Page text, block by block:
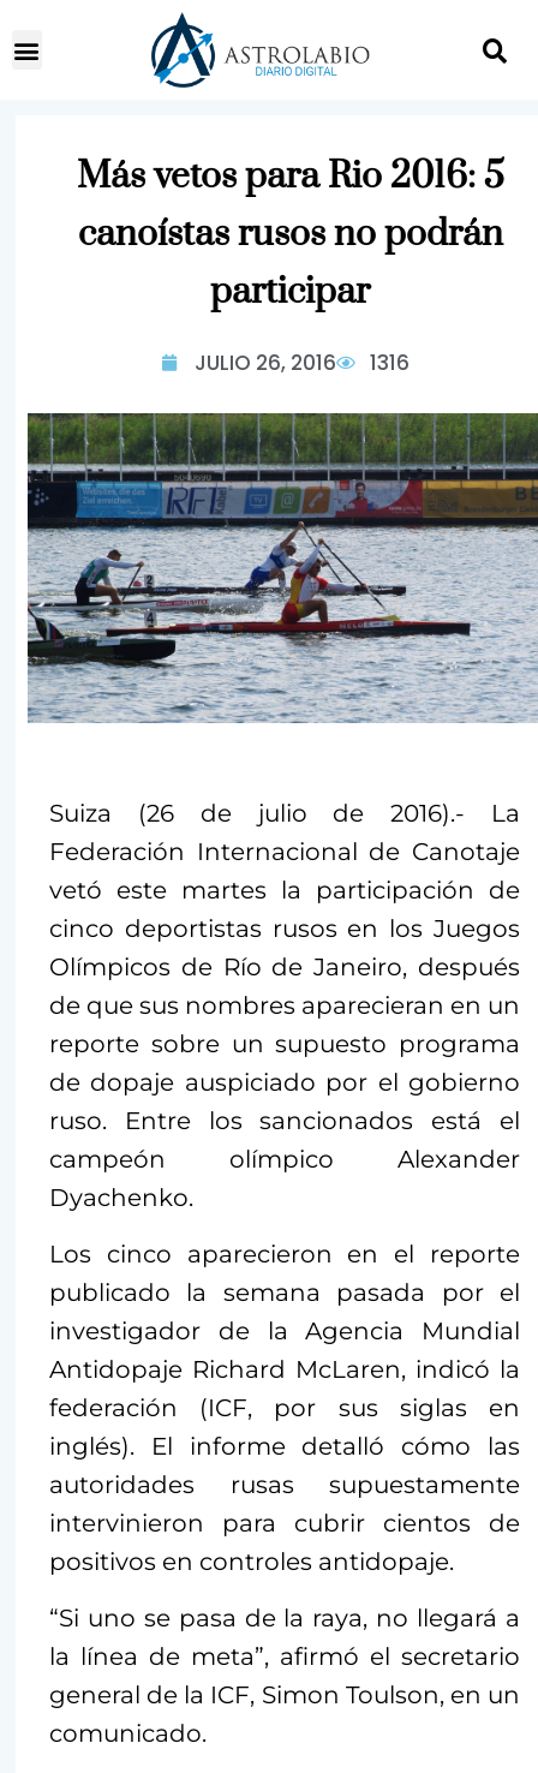
Más vetos para Rio 2016: 5
canoístas rusos no podrán
participar
JULIO 26, 2016 1316
Suiza (26 de julio de 2016).- La
Federación Internacional de Canotaje
vetó este martes la participación de
cinco deportistas rusos en los Juegos
Olímpicos de Río de Janeiro, después
de que sus nombres aparecieran en un
reporte sobre un supuesto programa
de dopaje auspiciado por el gobierno
ruso. Entre los sancionados está el
campeón olímpico Alexander
Dyachenko.
Los cinco aparecieron en el reporte
publicado la semana pasada por el
investigador de la Agencia Mundial
Antidopaje Richard McLaren, indicó la
federación (ICF, por sus siglas en
inglés). El informe detalló cómo las
autoridades rusas supuestamente
intervinieron para cubrir cientos de
positivos en controles antidopaje.
“Si uno se pasa de la raya, no llegará a
la línea de meta”, afirmó el secretario
general de la ICF, Simon Toulson, en un
comunicado.